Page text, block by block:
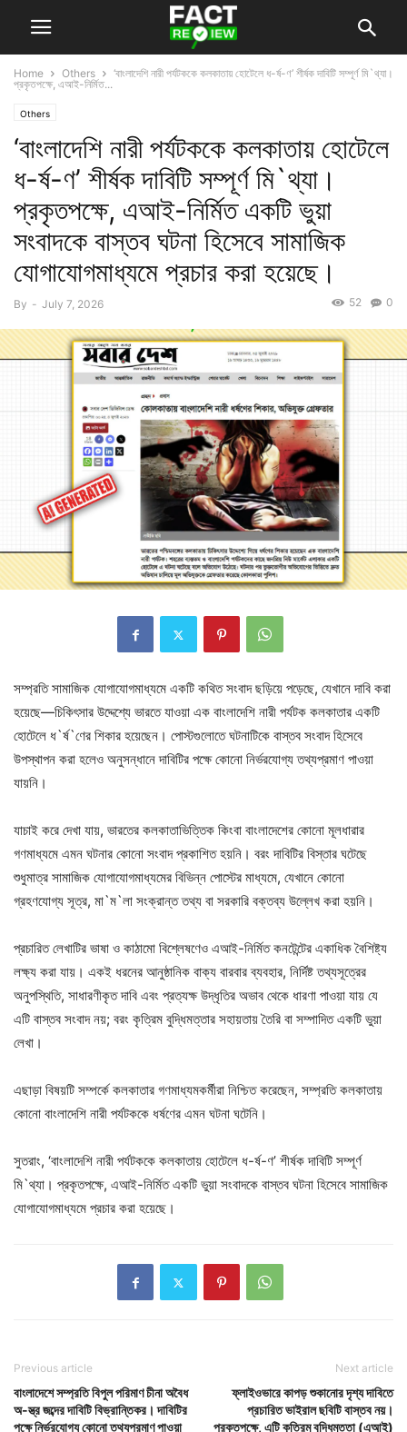
Home Others
‘বাংলাদেশি নারী পর্যটককে কলকাতায় হোটেলে ধ-র্ষ-ণ’ শীর্ষক দাবিটি সম্পূর্ণ মি`থ্যা।
প্রকৃতপক্ষে, এআই-নির্মিত...
Others
‘বাংলাদেশি নারী পর্যটককে কলকাতায় হোটেলে
ধ-র্ষ-ণ’ শীর্ষক দাবিটি সম্পূর্ণ মি`থ্যা।
প্রকৃতপক্ষে, এআই-নির্মিত একটি ভুয়া
সংবাদকে বাস্তব ঘটনা হিসেবে সামাজিক
যোগাযোগমাধ্যমে প্রচার করা হয়েছে।
By - July 7, 2026 0
52
সম্প্রতি সামাজিক যোগাযোগমাধ্যমে একটি কথিত সংবাদ ছড়িয়ে পড়েছে, যেখানে দাবি করা
হয়েছে—চিকিৎসার উদ্দেশ্যে ভারতে যাওয়া এক বাংলাদেশি নারী পর্যটক কলকাতার একটি
হোটেলে ধ`র্ষ`ণের শিকার হয়েছেন। পোস্টগুলোতে ঘটনাটিকে বাস্তব সংবাদ হিসেবে
উপস্থাপন করা হলেও অনুসন্ধানে দাবিটির পক্ষে কোনো নির্ভরযোগ্য তথ্যপ্রমাণ পাওয়া
যায়নি।
যাচাই করে দেখা যায়, ভারতের কলকাতাভিত্তিক কিংবা বাংলাদেশের কোনো মূলধারার
গণমাধ্যমে এমন ঘটনার কোনো সংবাদ প্রকাশিত হয়নি। বরং দাবিটির বিস্তার ঘটেছে
শুধুমাত্র সামাজিক যোগাযোগমাধ্যমের বিভিন্ন পোস্টের মাধ্যমে, যেখানে কোনো
গ্রহণযোগ্য সূত্র, মা`ম`লা সংক্রান্ত তথ্য বা সরকারি বক্তব্য উল্লেখ করা হয়নি।
প্রচারিত লেখাটির ভাষা ও কাঠামো বিশ্লেষণেও এআই-নির্মিত কনটেন্টের একাধিক বৈশিষ্ট্য
লক্ষ্য করা যায়। একই ধরনের আনুষ্ঠানিক বাক্য বারবার ব্যবহার, নির্দিষ্ট তথ্যসূত্রের
অনুপস্থিতি, সাধারণীকৃত দাবি এবং প্রত্যক্ষ উদ্ধৃতির অভাব থেকে ধারণা পাওয়া যায় যে
এটি বাস্তব সংবাদ নয়; বরং কৃত্রিম বুদ্ধিমত্তার সহায়তায় তৈরি বা সম্পাদিত একটি ভুয়া
লেখা।
এছাড়া বিষয়টি সম্পর্কে কলকাতার গণমাধ্যমকর্মীরা নিশ্চিত করেছেন, সম্প্রতি কলকাতায়
কোনো বাংলাদেশি নারী পর্যটককে ধর্ষণের এমন ঘটনা ঘটেনি।
সুতরাং, ‘বাংলাদেশি নারী পর্যটককে কলকাতায় হোটেলে ধ-র্ষ-ণ’ শীর্ষক দাবিটি সম্পূর্ণ
মি`থ্যা। প্রকৃতপক্ষে, এআই-নির্মিত একটি ভুয়া সংবাদকে বাস্তব ঘটনা হিসেবে সামাজিক
যোগাযোগমাধ্যমে প্রচার করা হয়েছে।
Previous article
বাংলাদেশে সম্প্রতি বিপুল পরিমাণ চীনা অবৈধ
অ-স্ত্র জব্দের দাবিটি বিভ্রান্তিকর। দাবিটির
পক্ষে নির্ভরযোগ্য কোনো তথ্যপ্রমাণ পাওয়া
Next article
ফ্লাইওভারে কাপড় শুকানোর দৃশ্য দাবিতে
প্রচারিত ভাইরাল ছবিটি বাস্তব নয়।
প্রকৃতপক্ষে, এটি কৃত্রিম বুদ্ধিমত্তা (এআই)